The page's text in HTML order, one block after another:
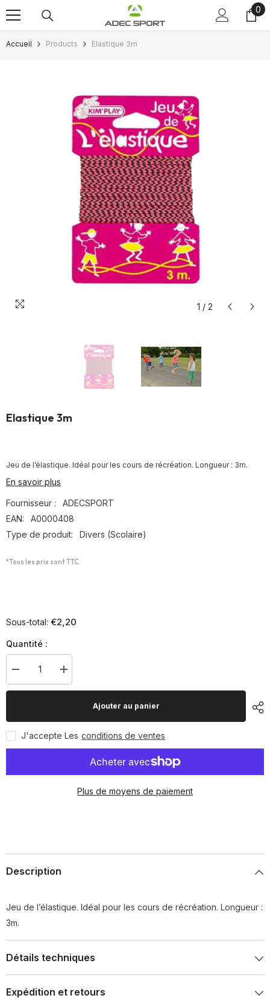
Passer au contenu 0
0
Accueil Products Elastique 3m
1 / 2
Elastique 3m
Jeu de l’élastique. Idéal pour les cours de récréation. Longueur : 3m.
En savoir plus
Fournisseur :
ADECSPORT
EAN:
A0000408
Type de produit:
Divers (Scolaire)
*Tous les prix sont TTC.
Sous-total: €2,20
Quantité :
Diminuer
la
quantité
3m
Augmenter
la
quantité
3m
Ajouter au panier
J'accepte Les conditions de ventes
Plus de moyens de paiement
Description
Jeu de l’élastique. Idéal pour les cours de récréation. Longueur :
3m.
Détails techniques
Expédition et retours